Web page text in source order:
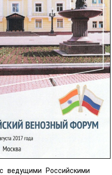
ведущими Российскими